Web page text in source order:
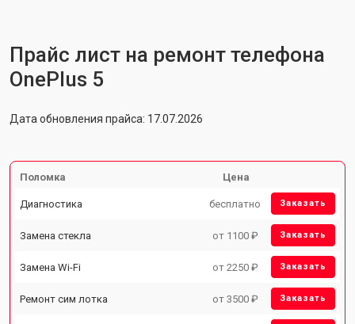
Прайс лист на ремонт телефона
OnePlus 5
Дата обновления прайса: 17.07.2026
Поломка Цена
Диагностика бесплатно Заказать
Замена стекла от 1100 ₽ Заказать
Замена Wi-Fi от 2250 ₽ Заказать
Ремонт сим лотка от 3500 ₽ Заказать